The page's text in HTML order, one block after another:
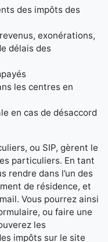
des impôts des
exonérations,
délais des
les centres en
en cas de désaccord
ou SIP, gèrent le
particuliers. En tant
rendre dans l’un des
de résidence, et
Vous pourrez ainsi
ou faire une
les
impôts sur le site